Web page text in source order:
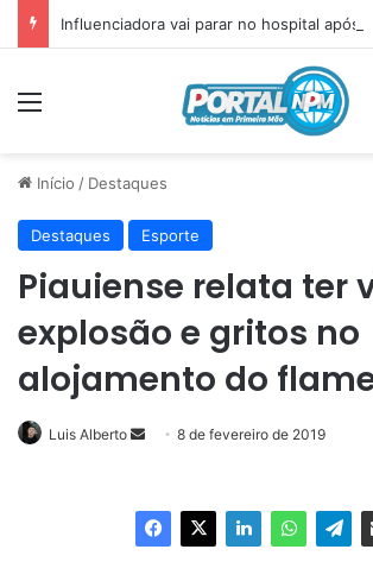
Início / Destaques
Destaques Esporte
Piauiense relata ter
explosão e gritos no
alojamento do
Luis Alberto
Mande
mail
8 de fevereiro de 2019